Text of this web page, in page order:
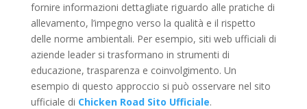
fornire informazioni dettagliate riguardo alle pratiche di
allevamento, l’impegno verso la qualità e il rispetto
delle norme ambientali. Per esempio, siti web ufficiali di
aziende leader si trasformano in strumenti di
educazione, trasparenza e coinvolgimento. Un
esempio di questo approccio si può osservare nel sito
ufficiale di Chicken Road Sito Ufficiale.